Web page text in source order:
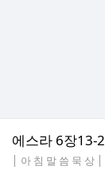
에스라 6장13-
게시판명
│ 아 침 말 씀 묵 상 │